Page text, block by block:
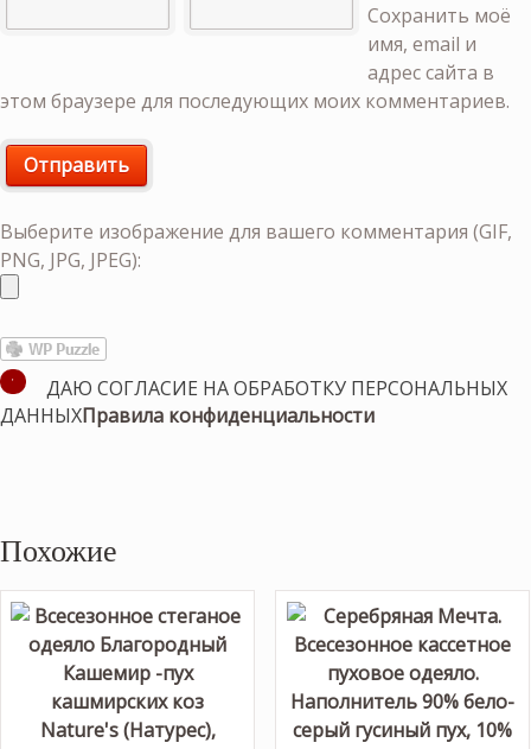
Сохранить моё
имя, email и
адрес сайта в
этом браузере для последующих моих комментариев.
Выберите изображение для вашего комментария (GIF,
PNG, JPG, JPEG):
ДАЮ СОГЛАСИЕ НА ОБРАБОТКУ ПЕРСОНАЛЬНЫХ
ДАННЫХПравила конфиденциальности
Похожие